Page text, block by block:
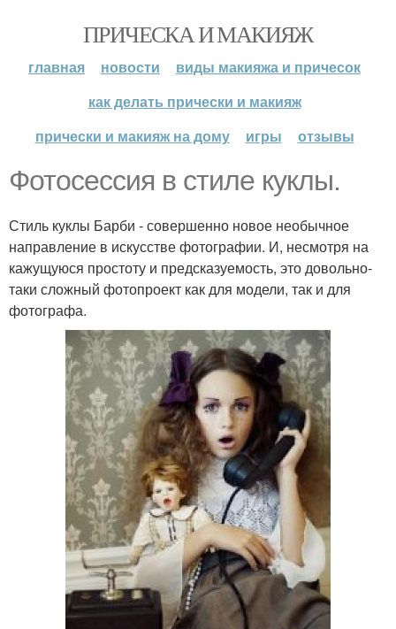
ПРИЧЕСКА И МАКИЯЖ
главная новости
виды макияжа и причесок
как делать прически и макияж
прически и макияж на дому
игры отзывы
Фотосессия в стиле куклы.
Стиль куклы Барби - совершенно новое необычное
направление в искусстве фотографии. И, несмотря на
кажущуюся простоту и предсказуемость, это довольно-
таки сложный фотопроект как для модели, так и для
фотографа.